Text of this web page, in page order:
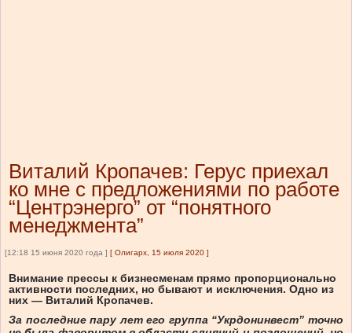
Виталий Кропачев: Герус приехал
ко мне с предложениями по работе
“Центрэнерго” от “понятного
менеджмента”
[12:18 15 июня 2020 года ] [ Олигарх, 15 июля 2020 ]
Внимание прессы к бизнесменам прямо пропорционально
активности последних, но бывают и исключения. Одно из
них — Виталий Кропачев.
За последние пару лет его группа “Укрдонинвест” точно